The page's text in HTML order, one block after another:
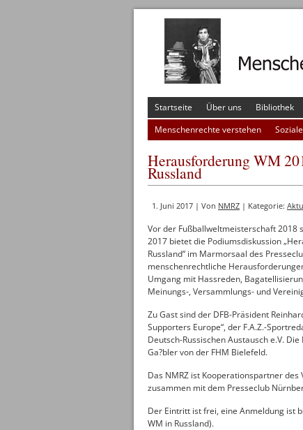
Startseite Über uns Bibliothek
Menschenrechte verstehen
Herausforderung WM
Russland
1. Juni 2017 | Von NMRZ | Kategorie:
Vor der Fußballweltmeisterschaft 2018
2017 bietet die Podiumsdiskussion
Russland“ im Marmorsaal des
menschenrechtliche
Umgang mit Hassreden,
Meinungs-, Versammlungs- und
Zu Gast sind der DFB-Präsident
Supporters Europe“, der F.A.Z.-
Deutsch-Russischen Austausch e.V.
Ga?bler von der FHM Bielefeld.
Das NMRZ ist Kooperationspartner
zusammen mit dem Presseclub
Der Eintritt ist frei, eine Anmeldung ist
WM in Russland).